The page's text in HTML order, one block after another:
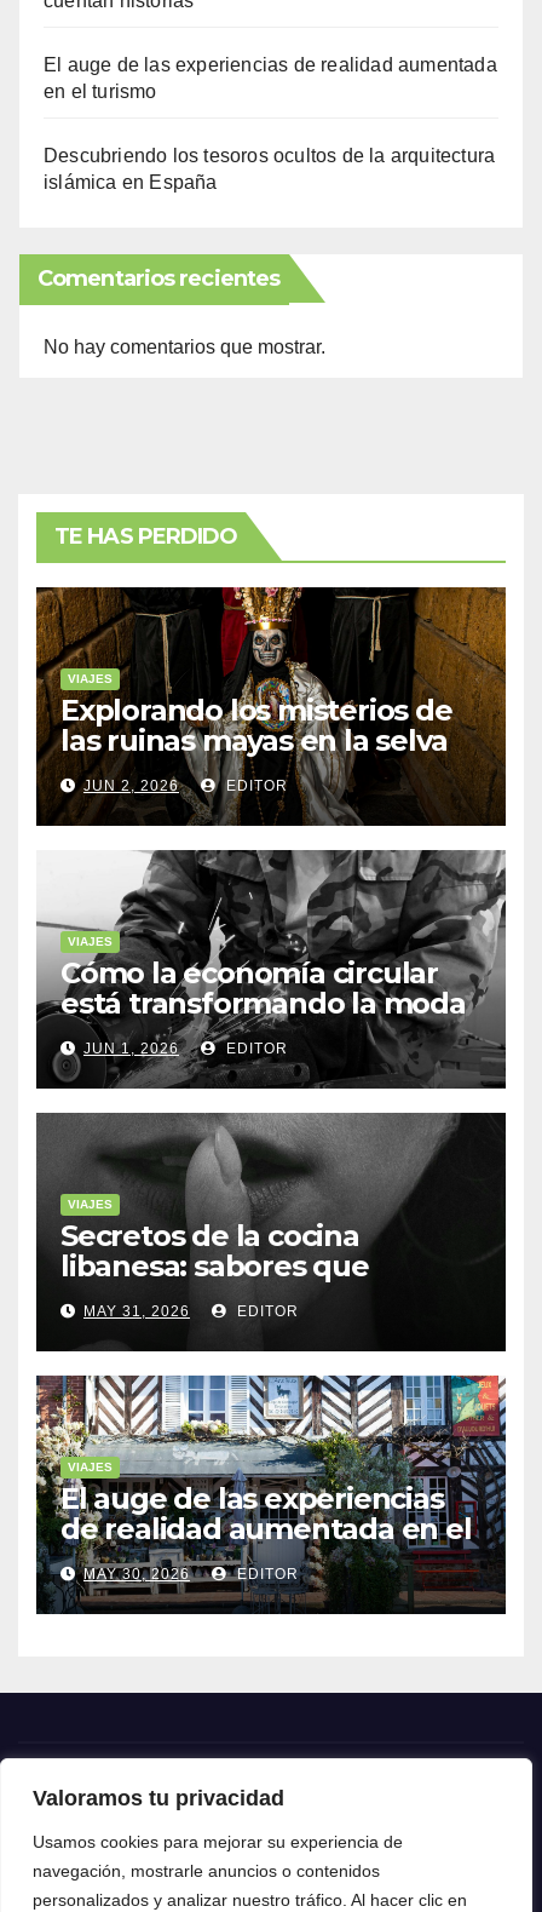
Valoramos tu privacidad
Usamos cookies para mejorar su experiencia de
navegación, mostrarle anuncios o contenidos
personalizados y analizar nuestro tráfico. Al hacer clic en
El auge de las experiencias de realidad aumentada
en el turismo
Descubriendo los tesoros ocultos de la arquitectura
islámica en España
Comentarios recientes
No hay comentarios que mostrar.
TE HAS PERDIDO
VIAJES
Explorando los misterios de
las ruinas mayas en la selva
de Yucatán
JUN 2, 2026 EDITOR
VIAJES
Cómo la economía circular
está transformando la moda
sostenible
JUN 1, 2026 EDITOR
VIAJES
Secretos de la cocina
libanesa: sabores que
cuentan historias
MAY 31, 2026 EDITOR
VIAJES
El auge de las experiencias
de realidad aumentada en el
turismo
MAY 30, 2026 EDITOR
Crónica24
Crónica 24